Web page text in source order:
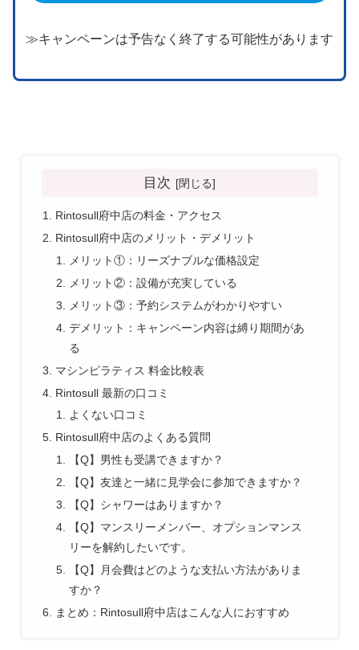
≫キャンペーンは予告なく終了する可能性があります
目次
Rintosull府中店の料金・アクセス
Rintosull府中店のメリット・デメリット
メリット①：リーズナブルな価格設定
メリット②：設備が充実している
メリット③：予約システムがわかりやすい
デメリット：キャンペーン内容は縛り期間があ
る
マシンピラティス 料金比較表
Rintosull 最新の口コミ
よくない口コミ
Rintosull府中店のよくある質問
【Q】男性も受講できますか？
【Q】友達と一緒に見学会に参加できますか？
【Q】シャワーはありますか？
【Q】マンスリーメンバー、オプションマンス
リーを解約したいです。
【Q】月会費はどのような支払い方法がありま
すか？
まとめ：Rintosull府中店はこんな人におすすめ